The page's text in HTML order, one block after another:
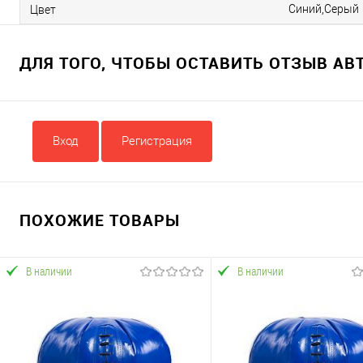
Цвет Синий,Серый
ДЛЯ ТОГО, ЧТОБЫ ОСТАВИТЬ ОТЗЫВ
Вход Регистрация
ПОХОЖИЕ ТОВАРЫ
В наличии В наличии